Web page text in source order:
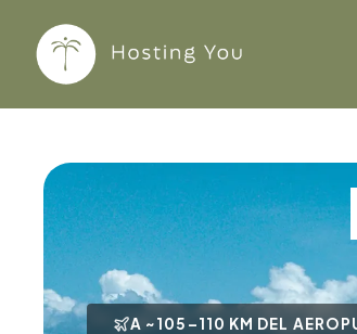
conteúdo
A ~105–110 KM DEL